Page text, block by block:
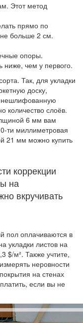
Этот метод
прямо по
больше 2 см.
опоры.
ниже, чем у первого.
Так, для укладки
доску,
нешлифованную
количество слоёв.
6 мм вам
ти миллиметровая
21 мм можно купить
коррекции
на
вкручивать
пол оплачиваются в
укладки листов на
$/м². Также учтите,
неровности
на стенах
если вы не